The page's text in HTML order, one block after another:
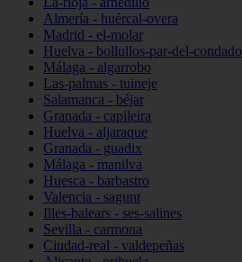
Almería - huércal-overa
Madrid - el-molar
Huelva - bollullos-par-del-condado
Málaga - algarrobo
Las-palmas - tuineje
Salamanca - béjar
Granada - capileira
Huelva - aljaraque
Granada - guadix
Málaga - manilva
Huesca - barbastro
Valencia - sagunt
Illes-balears - ses-salines
Sevilla - carmona
Ciudad-real - valdepeñas